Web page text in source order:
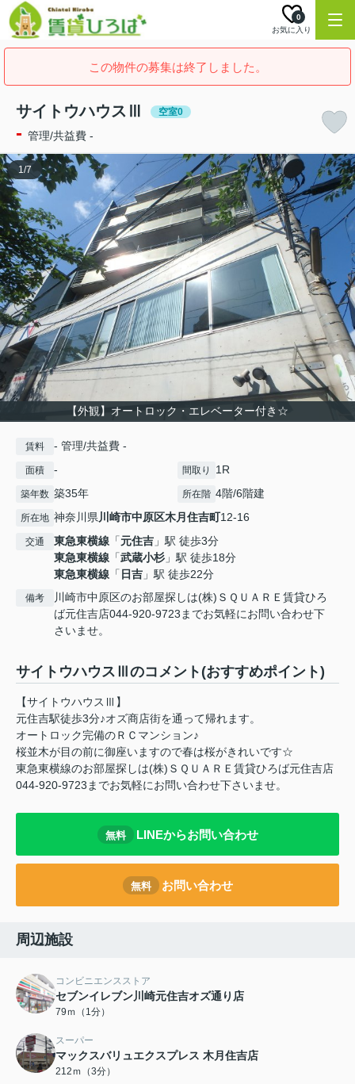
お気に入り
0
この物件の募集は終了しました。
サイトウハウスⅢ 空室0
- 管理/共益費 -
【外観】オートロック・エレベーター付き☆
1/7
賃料 - 管理/共益費 -
面積 - 間取り 1R
築年数 築35年 所在階 4階/6階建
所在地 神奈川県川崎市中原区木月住吉町12-16
交通 東急東横線 「元住吉 」駅 徒歩3分
東急東横線 「武蔵小杉 」駅 徒歩18分
東急東横線 「 日吉 」駅 徒歩22分
備考
川崎市中原区のお部屋探しは(株)ＳＱＵＡＲＥ賃貸ひろ
ば元住吉店044-920-9723までお気軽にお問い合わせ下
さいませ。
サイトウハウスⅢのコメント(おすすめポイント)
【サイトウハウスⅢ】
元住吉駅徒歩3分♪オズ商店街を通って帰れます。
オートロック完備のＲＣマンション♪
桜並木が目の前に御座いますので春は桜がきれいです☆
東急東横線のお部屋探しは(株)ＳＱＵＡＲＥ賃貸ひろば元住吉店
044-920-9723までお気軽にお問い合わせ下さいませ。
無料 LINEからお問い合わせ
無料 お問い合わせ
周辺施設
コンビニエンスストア
セブンイレブン川崎元住吉オズ通り店
79ｍ（1分）
スーパー
マックスバリュエクスプレス 木月住吉店
212ｍ（3分）